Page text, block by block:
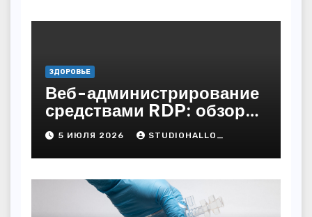
ЗДОРОВЬЕ
Веб-администрирование
средствами RDP: обзор
технических решений
5 ИЮЛЯ 2026 STUDIOHALLO_